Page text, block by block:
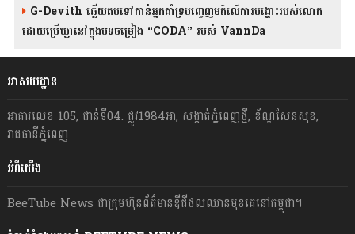
G-Devith ឆ្លើយតបទៅកាន់អ្នកគាំទ្របញ្ចេញមតិលើការបង្ហោះរបស់លោក
ដោយប្រើឃ្លានៅក្នុងបទចម្រៀង “CODA” រ​​​បស់ VannDa
អាសយដ្ឋាន
អាគារលេខ 105, ជាន់ទី04. ផ្លូវ1984អា, សង្កាត់ភ្នំពេញថ្មី, ខ័ណ្ឌសែនសុខ,
រាជធានីភ្នំពេញ
អំពីយើង
BeeTube News ជា​ក្រុមហ៊ុន​ព័ត៌មាន​ឌីជីថលឈាន​មុខ​គេ​នៅ​កម្ពុជា។